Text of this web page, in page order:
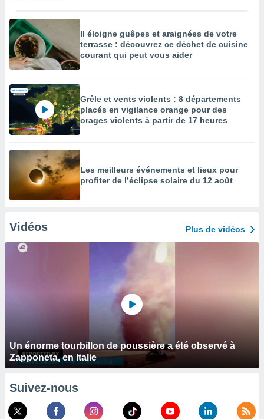
Il éloigne guêpes et araignées de votre
terrasse : découvrez ce déchet de cuisine
courant qui peut vous aider
Grêle et vents violents : 8 départements
placés en vigilance orange pour des
orages violents à partir de 17 heures
Les meilleurs événements et lieux pour
profiter de l’éclipse solaire du 12 août
Vidéos Plus de vidéos
Un énorme tourbillon de poussière a été observé à
Zapponeta, en Italie
Suivez-nous